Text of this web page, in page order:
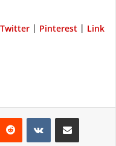
Twitter Pinterest
Link